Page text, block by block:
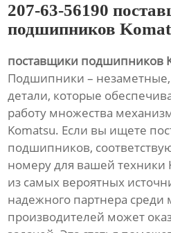
207-63-56190
подшипников
поставщики подшипников
Подшипники –
детали, которые
работу множества
Komatsu. Если вы ищете
подшипников,
номеру для вашей техники
из самых вероятных
надежного партнера среди
производителей может